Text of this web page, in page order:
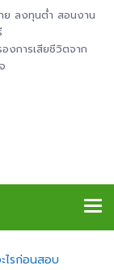
ย ลงทุนต่ำ สอนงาน
งการเสียชีวิตจาก
ไรก่อนสอบ